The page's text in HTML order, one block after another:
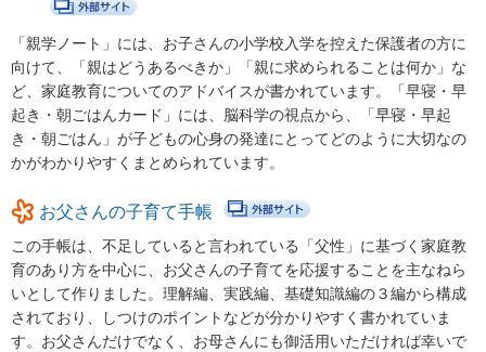
令和６年度ふじさんっこ応援大賞表彰式及び活動発表交流会
令和６年度ふじさんっこ応援大賞活動発表交流会について
令和７年度「ふじさんっこ応援大賞」の募集を行います！
SBSラジオ第21回「大切なあなたへ～Message for You～」あい
のうた短歌部門の作品募集について
令和７年度ふじさんっこ応援大賞表彰式及び活動発表交流会
令和7年度ふじさんっこ応援大賞活動発表交流会について
子育て支援ガイドブック
子育て支援ガイドブック
「親学ノート」には、お子さんの小学校入学を控えた保護者の方に
向けて、「親はどうあるべきか」「親に求められることは何か」な
ど、家庭教育についてのアドバイスが書かれています。「早寝・早
起き・朝ごはんカード」には、脳科学の視点から、「早寝・早起
き・朝ごはん」が子どもの心身の発達にとってどのように大切なの
かがわかりやすくまとめられています。
お父さんの子育て手帳
この手帳は、不足していると言われている「父性」に基づく家庭教
育のあり方を中心に、お父さんの子育てを応援することを主なねら
いとして作りました。理解編、実践編、基礎知識編の３編から構成
されており、しつけのポイントなどが分かりやすく書かれていま
す。お父さんだけでなく、お母さんにも御活用いただければ幸いで